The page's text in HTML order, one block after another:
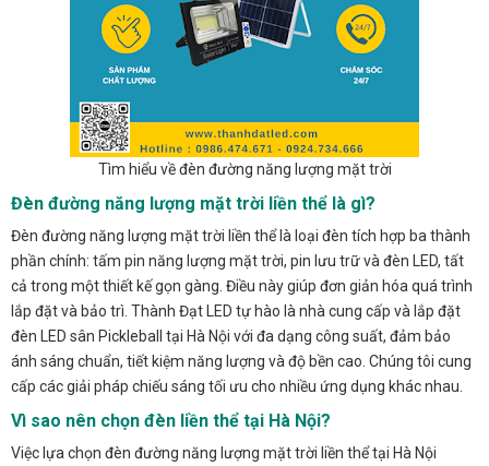
Tìm hiểu về đèn đường năng lượng mặt trời
Đèn đường năng lượng mặt trời liền thể là gì?
Đèn đường năng lượng mặt trời liền thể là loại đèn tích hợp ba thành
phần chính: tấm pin năng lượng mặt trời, pin lưu trữ và đèn LED, tất
cả trong một thiết kế gọn gàng. Điều này giúp đơn giản hóa quá trình
lắp đặt và bảo trì. Thành Đạt LED tự hào là nhà cung cấp và lắp đặt
đèn LED sân Pickleball tại Hà Nội với đa dạng công suất, đảm bảo
ánh sáng chuẩn, tiết kiệm năng lượng và độ bền cao. Chúng tôi cung
cấp các giải pháp chiếu sáng tối ưu cho nhiều ứng dụng khác nhau.
Vì sao nên chọn đèn liền thể tại Hà Nội?
Việc lựa chọn đèn đường năng lượng mặt trời liền thể tại Hà Nội